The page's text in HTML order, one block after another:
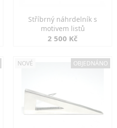
Stříbrný náhrdelník s
motivem listů
2 500 Kč
NOVÉ OBJEDNÁNO